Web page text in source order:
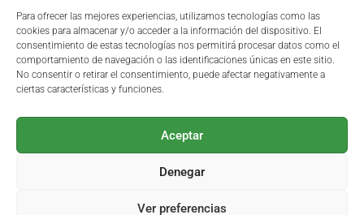
Para ofrecer las mejores experiencias, utilizamos tecnologías como las
cookies para almacenar y/o acceder a la información del dispositivo. El
consentimiento de estas tecnologías nos permitirá procesar datos como el
comportamiento de navegación o las identificaciones únicas en este sitio.
No consentir o retirar el consentimiento, puede afectar negativamente a
ciertas características y funciones.
Aceptar
Denegar
Ver preferencias
Acepto laPolítica de privacidadde planvip.es